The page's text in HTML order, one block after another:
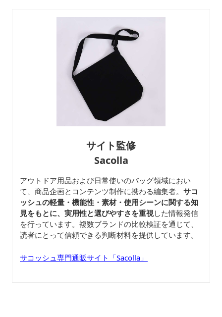
サイト監修
Sacolla
アウトドア用品および日常使いのバッグ領域におい
て、商品企画とコンテンツ制作に携わる編集者。 サコ
ッシュの軽量・機能性・素材・使用シーンに関する知
見をもとに、実用性と選びやすさを重視した情報発信
を行っています。複数ブランドの比較検証を通じて、
読者にとって信頼できる判断材料を提供しています。
サコッシュ専門通販サイト「Sacolla」